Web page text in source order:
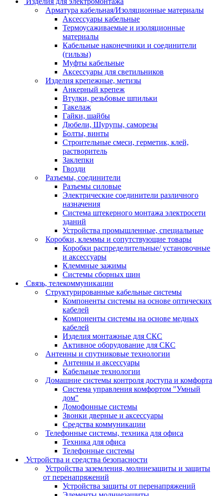
Арматура кабельная/Изоляционные материалы
Аксессуары кабельные
Термоусаживаемые и изоляционные
материалы
Кабельные наконечники и соединители
(гильзы)
Муфты кабельные
Аксессуары для светильников
Изделия крепежные, метизы
Анкерный крепеж
Втулки, резьбовые шпильки
Такелаж
Гайки, шайбы
Дюбели, Шурупы, саморезы
Болты, винты
Строительные смеси, герметик, клей,
растворитель
Заклепки
Гвозди
Разъемы, соединители
Разъемы силовые
Электрические соединители различного
назначения
Система штекерного монтажа электросети
зданий
Устройства промышленные, специальные
Коробки, клеммы и сопутствующие товары
Коробки распределительные/ установочные
и аксессуары
Клеммные зажимы
Системы сборных шин
Связь, телекоммуникации
Структурированные кабельные системы
Компоненты системы на основе оптических
кабелей
Компоненты системы на основе медных
кабелей
Изделия монтажные для СКС
Активное оборудование для СКС
Антенны и спутниковые технологии
Антенны и аксессуары
Кабельные технологии
Домашние системы контроля доступа и комфорта
Система управления комфортом "Умный
дом"
Домофонные системы
Звонки дверные и аксессуары
Средства коммуникации
Телефонные системы, техника для офиса
Техника для офиса
Телефонные системы
Устройства и средства безопасности
Устройства заземления, молниезащиты и защиты
от перенапряжений
Устройства защиты от перенапряжений